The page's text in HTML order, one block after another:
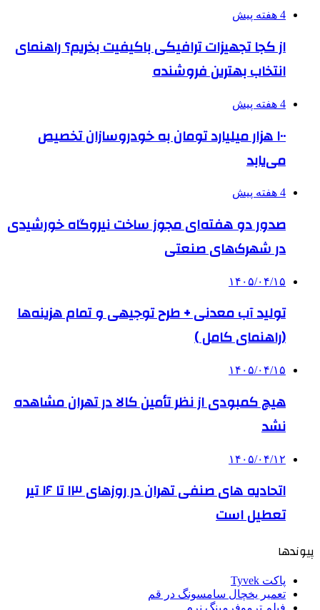
4 هفته پیش
از کجا تجهیزات ترافیکی باکیفیت بخریم؟ راهنمای
انتخاب بهترین فروشنده
4 هفته پیش
۱۰۰ هزار میلیارد تومان به خودروسازان تخصیص
می‌یابد
4 هفته پیش
صدور دو هفته‌ای مجوز ساخت نیروگاه خورشیدی
در شهرک‌های صنعتی
۱۴۰۵/۰۴/۱۵
تولید آب معدنی + طرح توجیهی و تمام هزینه‌ها
(راهنمای کامل )
۱۴۰۵/۰۴/۱۵
هیچ کمبودی از نظر تأمین کالا در تهران مشاهده
نشد
۱۴۰۵/۰۴/۱۲
اتحادیه های صنفی تهران در روزهای ۱۳ تا ۱۶ تیر
تعطیل است
پیوندها
پاکت Tyvek
تعمیر یخچال سامسونگ در قم
فیلم ترموفرمینگ نرم